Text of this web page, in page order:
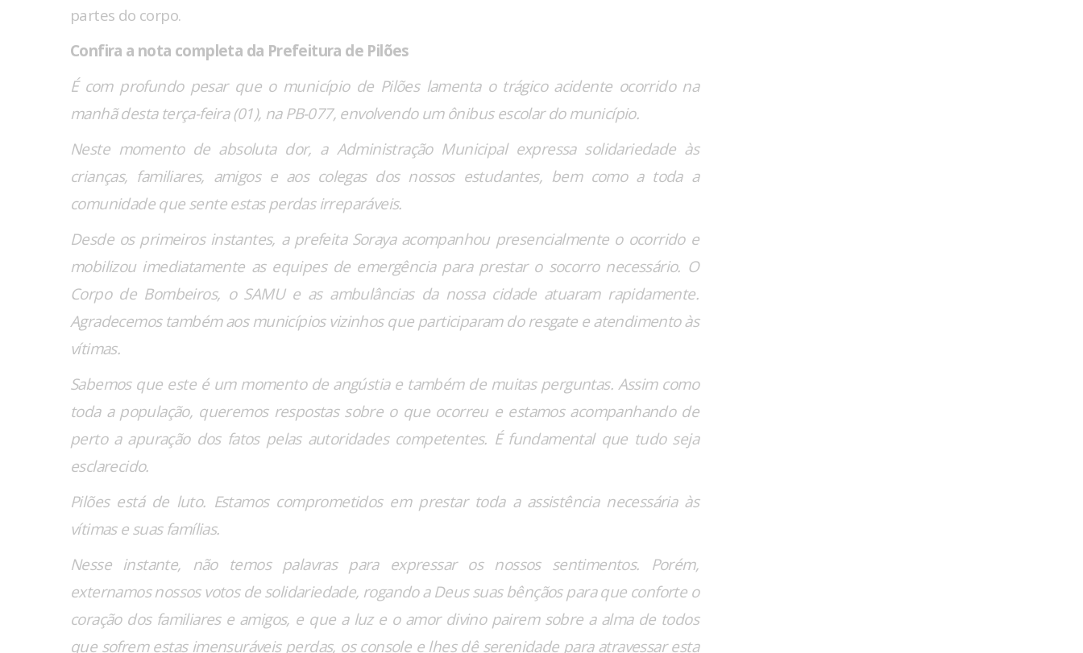
partes do corpo.
Confira a nota completa da Prefeitura de Pilões
É com profundo pesar que o município de Pilões lamenta o trágico acidente ocorrido na
manhã desta terça-feira (01), na PB-077, envolvendo um ônibus escolar do município.
Neste momento de absoluta dor, a Administração Municipal expressa solidariedade às
crianças, familiares, amigos e aos colegas dos nossos estudantes, bem como a toda a
comunidade que sente estas perdas irreparáveis.
Desde os primeiros instantes, a prefeita Soraya acompanhou presencialmente o ocorrido e
mobilizou imediatamente as equipes de emergência para prestar o socorro necessário. O
Corpo de Bombeiros, o SAMU e as ambulâncias da nossa cidade atuaram rapidamente.
Agradecemos também aos municípios vizinhos que participaram do resgate e atendimento às
vítimas.
Sabemos que este é um momento de angústia e também de muitas perguntas. Assim como
toda a população, queremos respostas sobre o que ocorreu e estamos acompanhando de
perto a apuração dos fatos pelas autoridades competentes. É fundamental que tudo seja
esclarecido.
Pilões está de luto. Estamos comprometidos em prestar toda a assistência necessária às
vítimas e suas famílias.
Nesse instante, não temos palavras para expressar os nossos sentimentos. Porém,
externamos nossos votos de solidariedade, rogando a Deus suas bênçãos para que conforte o
coração dos familiares e amigos, e que a luz e o amor divino pairem sobre a alma de todos
que sofrem estas imensuráveis perdas, os console e lhes dê serenidade para atravessar esta